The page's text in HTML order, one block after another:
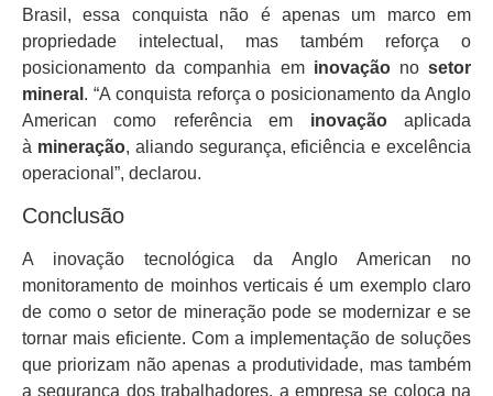
Brasil, essa conquista não é apenas um marco em
propriedade intelectual, mas também reforça o
posicionamento da companhia em inovaçãonosetor
mineral . “A conquista reforça o posicionamento da Anglo
American como referência em inovaçãoaplicada
à mineração, aliando segurança, eficiência e excelência
operacional”, declarou.
Conclusão
A inovação tecnológica da Anglo American no
monitoramento de moinhos verticais é um exemplo claro
de como o setor de mineração pode se modernizar e se
tornar mais eficiente. Com a implementação de soluções
que priorizam não apenas a produtividade, mas também
a segurança dos trabalhadores, a empresa se coloca na